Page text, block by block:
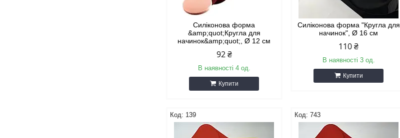
Силіконова форма
&amp;quot;Кругла для
начинок&amp;quot;, Ø 12 см
92 ₴
В наявності 4 од.
Купити
Силіконова форма "Кругла для
начинок", Ø 16 см
110 ₴
В наявності 3 од.
Купити
139 743